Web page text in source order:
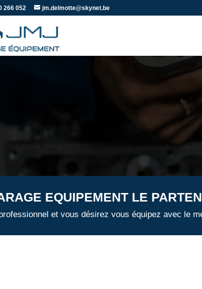
266 052 jm.delmotte@skynet.be
EQUIPEMENT LE
et vous désirez vous équipez avec le